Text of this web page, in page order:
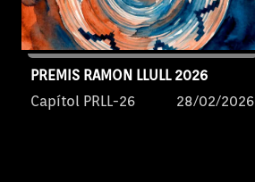
PREMIS RAMON LLULL 2026
Capítol PRLL-26
28/02/2026